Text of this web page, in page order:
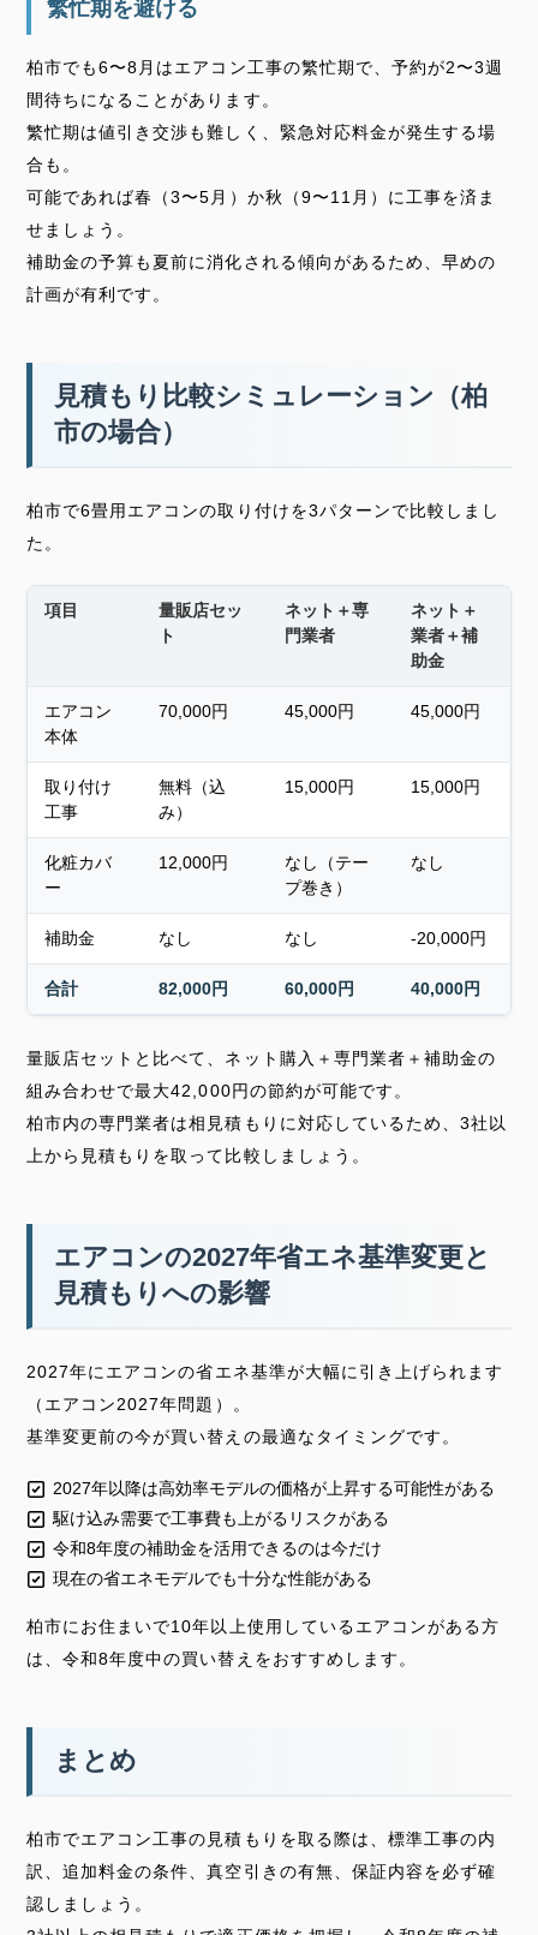
繁忙期を避ける
柏市でも6〜8月はエアコン工事の繁忙期で、予約が2〜3週
間待ちになることがあります。
繁忙期は値引き交渉も難しく、緊急対応料金が発生する場
合も。
可能であれば春（3〜5月）か秋（9〜11月）に工事を済ま
せましょう。
補助金の予算も夏前に消化される傾向があるため、早めの
計画が有利です。
見積もり比較シミュレーション（柏
市の場合）
柏市で6畳用エアコンの取り付けを3パターンで比較しまし
た。
項目
量販店セッ
ト
ネット＋専
門業者
ネット＋
業者＋補
助金
エアコン
本体
70,000円 45,000円 45,000円
取り付け
工事
無料（込
み）
15,000円 15,000円
化粧カバ
ー
12,000円
なし（テー
プ巻き）
なし
補助金 なし なし -20,000円
合計 82,000円 60,000円 40,000円
量販店セットと比べて、ネット購入＋専門業者＋補助金の
組み合わせで最大42,000円の節約が可能です。
柏市内の専門業者は相見積もりに対応しているため、3社以
上から見積もりを取って比較しましょう。
エアコンの2027年省エネ基準変更と
見積もりへの影響
2027年にエアコンの省エネ基準が大幅に引き上げられます
（エアコン2027年問題）。
基準変更前の今が買い替えの最適なタイミングです。
2027年以降は高効率モデルの価格が上昇する可能性がある
駆け込み需要で工事費も上がるリスクがある
令和8年度の補助金を活用できるのは今だけ
現在の省エネモデルでも十分な性能がある
柏市にお住まいで10年以上使用しているエアコンがある方
は、令和8年度中の買い替えをおすすめします。
まとめ
柏市でエアコン工事の見積もりを取る際は、標準工事の内
訳、追加料金の条件、真空引きの有無、保証内容を必ず確
認しましょう。